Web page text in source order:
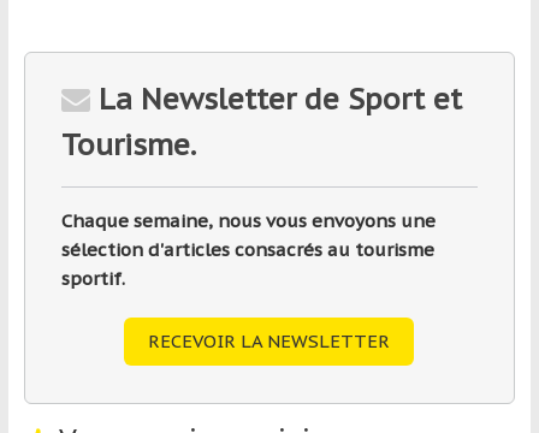
La Newsletter de Sport et
Tourisme.
Chaque semaine, nous vous envoyons une
sélection d'articles consacrés au tourisme
sportif.
RECEVOIR LA NEWSLETTER